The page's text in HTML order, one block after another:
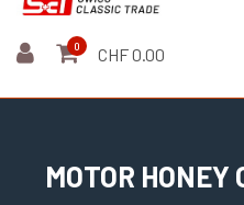
0 CHF 0.00
MOTOR